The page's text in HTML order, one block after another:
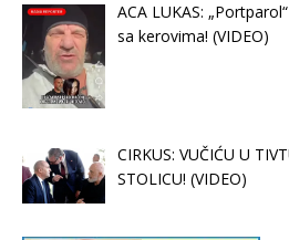
ACA LUKAS:
sa kerovima! (VIDEO)
CIRKUS: VUČIĆU U
STOLICU! (VIDEO)